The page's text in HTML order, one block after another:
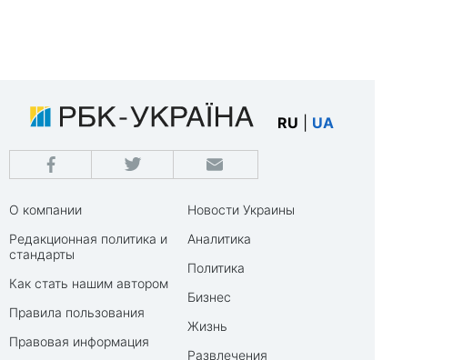
RU UA
О компании
Редакционная политика и
стандарты
Как стать нашим автором
Правила пользования
Правовая информация
Новости Украины
Аналитика
Политика
Бизнес
Жизнь
Развлечения